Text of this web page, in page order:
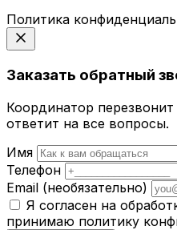
Политика
Заказать обратный
Координатор
ответит на все вопросы.
Имя
Телефон
Email (необязательно)
Я согласен на
принимаю политику